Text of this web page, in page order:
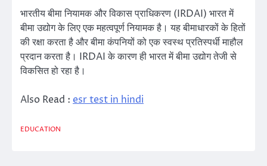
भारतीय बीमा नियामक और विकास प्राधिकरण (IRDAI) भारत में
बीमा उद्योग के लिए एक महत्वपूर्ण नियामक है। यह बीमाधारकों के हितों
की रक्षा करता है और बीमा कंपनियों को एक स्वस्थ प्रतिस्पर्धी माहौल
प्रदान करता है। IRDAI के कारण ही भारत में बीमा उद्योग तेजी से
विकसित हो रहा है।
Also Read : esr test in hindi
EDUCATION